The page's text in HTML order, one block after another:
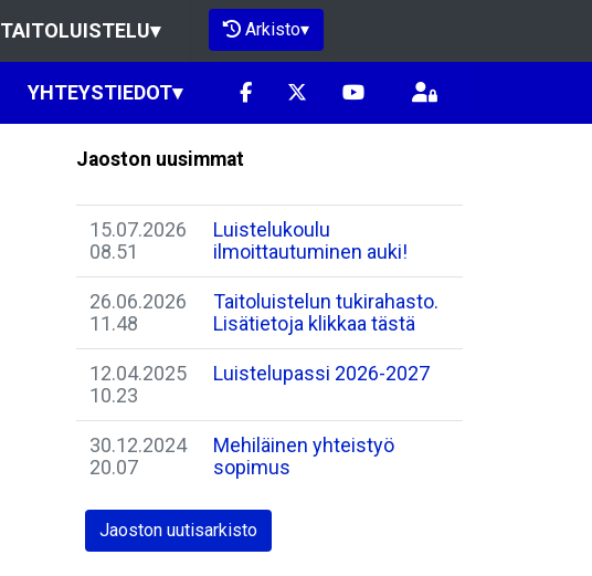
TAITOLUISTELU▾ Arkisto▾
YHTEYSTIEDOT▾
Jaoston uusimmat
15.07.2026
08.51
Luistelukoulu
ilmoittautuminen auki!
26.06.2026
11.48
Taitoluistelun tukirahasto.
Lisätietoja klikkaa tästä
12.04.2025
10.23
Luistelupassi 2026-2027
30.12.2024
20.07
Mehiläinen yhteistyö
sopimus
Jaoston uutisarkisto